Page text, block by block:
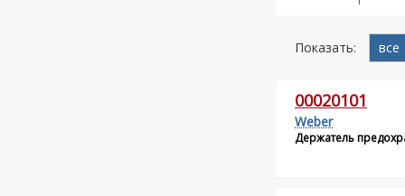
Показать: все
00020101
Weber
Держатель